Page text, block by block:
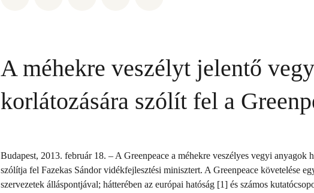
A méhekre veszélyt jelentő
korlátozására szólít fel a
Budapest, 2013. február 18. – A Greenpeace a méhekre veszélyes vegyi anyagok
szólítja fel Fazekas Sándor vidékfejlesztési minisztert. A Greenpeace követelése
szervezetek álláspontjával; hátterében az európai hatóság [1] és számos